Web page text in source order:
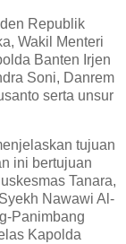
Republik
Wakil Menteri
Banten Irjen
Soni, Danrem
serta unsur
tujuan
ini bertujuan
Tanara,
Nawawi Al-
Panimbang
Kapolda